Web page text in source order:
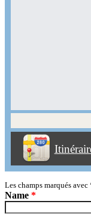
Éviter les
Éviter les
Partir! Reset
Les champs marqués avec
Name *